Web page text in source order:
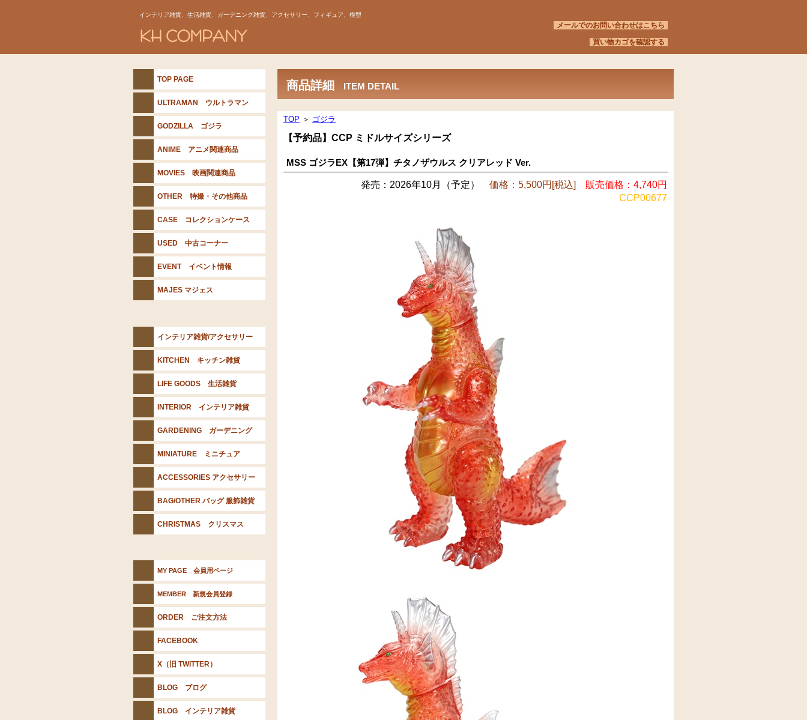
インテリア雑貨、生活雑貨、ガーデニング雑貨、アクセサリー、フィギュア、模型
メールでのお問い合わせはこちら
買い物カゴを確認する
商品詳細 ITEM DETAIL
TOP ＞ ゴジラ
【予約品】CCP ミドルサイズシリーズ
MSS ゴジラEX【第17弾】チタノザウルス クリアレッド Ver.
発売：2026年10月（予定） 価格：5,500円[税込] 販売価格：4,740円
CCP00677
TOP PAGE
ULTRAMAN ウルトラマン
GODZILLA ゴジラ
ANIME アニメ関連商品
MOVIES 映画関連商品
OTHER 特撮・その他商品
CASE コレクションケース
USED 中古コーナー
EVENT イベント情報
MAJES マジェス
インテリア雑貨/アクセサリー
KITCHEN キッチン雑貨
LIFE GOODS 生活雑貨
INTERIOR インテリア雑貨
GARDENING ガーデニング
MINIATURE ミニチュア
ACCESSORIES アクセサリー
BAG/OTHER バッグ 服飾雑貨
CHRISTMAS クリスマス
MY PAGE 会員用ページ
MEMBER 新規会員登録
ORDER ご注文方法
FACEBOOK
X（旧 TWITTER）
BLOG ブログ
BLOG インテリア雑貨